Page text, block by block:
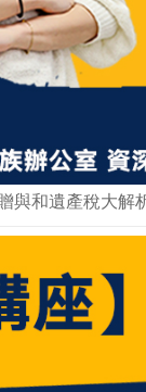
與和遺產稅大解